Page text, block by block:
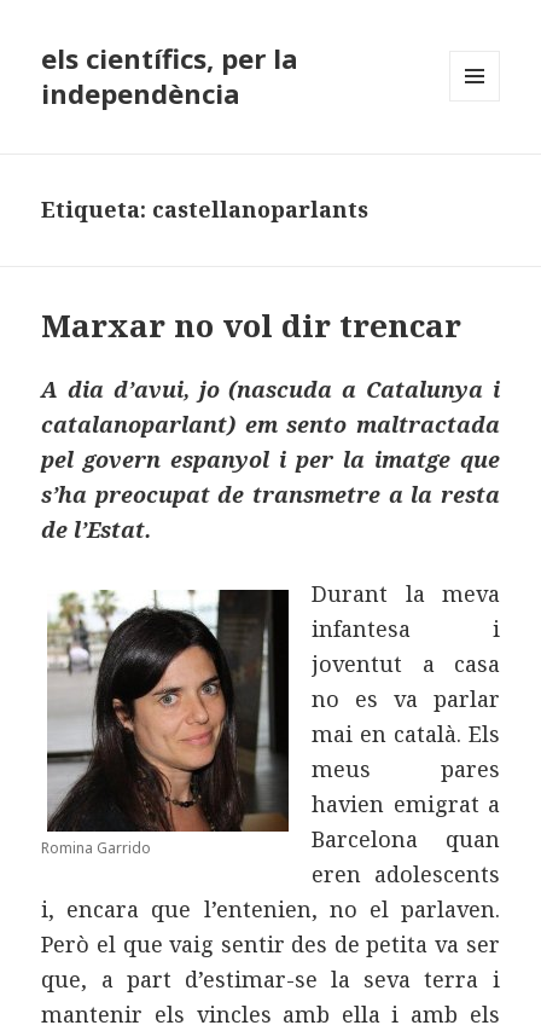
els científics, per la
independència
Etiqueta: castellanoparlants
Marxar no vol dir trencar
A dia d’avui, jo (nascuda a Catalunya i
catalanoparlant) em sento maltractada
pel govern espanyol i per la imatge que
s’ha preocupat de transmetre a la resta
de l’Estat.
Romina Garrido
Durant la meva
infantesa i
joventut a casa
no es va parlar
mai en català. Els
meus pares
havien emigrat a
Barcelona quan
eren adolescents
i, encara que l’entenien, no el parlaven.
Però el que vaig sentir des de petita va ser
que, a part d’estimar-se la seva terra i
mantenir els vincles amb ella i amb els